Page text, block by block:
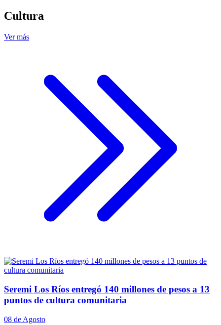
Cultura
Ver más
Seremi Los Ríos entregó 140 millones de pesos a 13
puntos de cultura comunitaria
08 de Agosto